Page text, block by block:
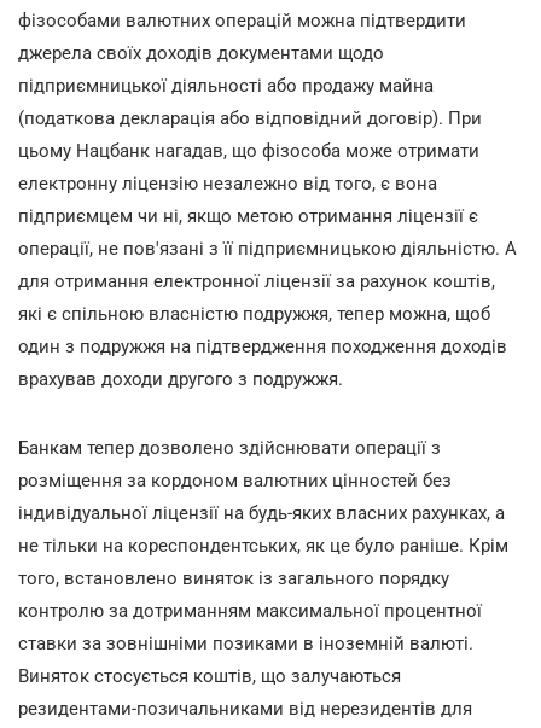
фізособами валютних операцій можна підтвердити
джерела своїх доходів документами щодо
підприємницької діяльності або продажу майна
(податкова декларація або відповідний договір). При
цьому Нацбанк нагадав, що фізособа може отримати
електронну ліцензію незалежно від того, є вона
підприємцем чи ні, якщо метою отримання ліцензії є
операції, не пов'язані з її підприємницькою діяльністю. А
для отримання електронної ліцензії за рахунок коштів,
які є спільною власністю подружжя, тепер можна, щоб
один з подружжя на підтвердження походження доходів
врахував доходи другого з подружжя.
Банкам тепер дозволено здійснювати операції з
розміщення за кордоном валютних цінностей без
індивідуальної ліцензії на будь-яких власних рахунках, а
не тільки на кореспондентських, як це було раніше. Крім
того, встановлено виняток із загального порядку
контролю за дотриманням максимальної процентної
ставки за зовнішніми позиками в іноземній валюті.
Виняток стосується коштів, що залучаються
резидентами-позичальниками від нерезидентів для